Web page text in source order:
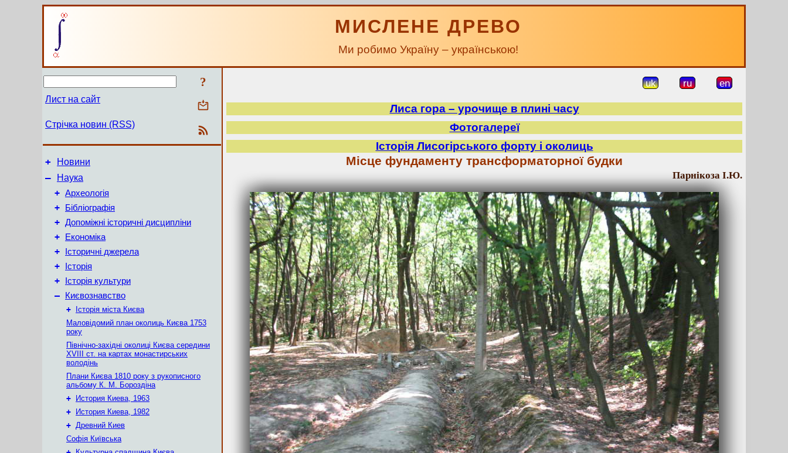
МИСЛЕНЕ ДРЕВО
Ми робимо Україну – українською!
?
Лист на сайт
Стрічка новин (RSS)
+ Новини
–
Наука
+ Археологія
+ Бібліографія
+ Допоміжні історичні дисципліни
+ Економіка
+ Історичні джерела
+ Історія
+ Історія культури
– Києвознавство
+
Історія міста Києва
Маловідомий план околиць Києва 1753
року
Північно-західні околиці Києва середини
XVIII ст. на картах монастирських
володінь
Плани Києва 1810 року з рукописного
альбому К. М. Бороздіна
+
История Киева, 1963
+
История Киева, 1982
+ Древний Киев
Софія Київська
uk ru en
Лиса гора – урочище в плині часу
Фотогалереї
Історія Лисогірського форту і околиць
Місце фундаменту трансформаторної будки
Парнікоза І.Ю.